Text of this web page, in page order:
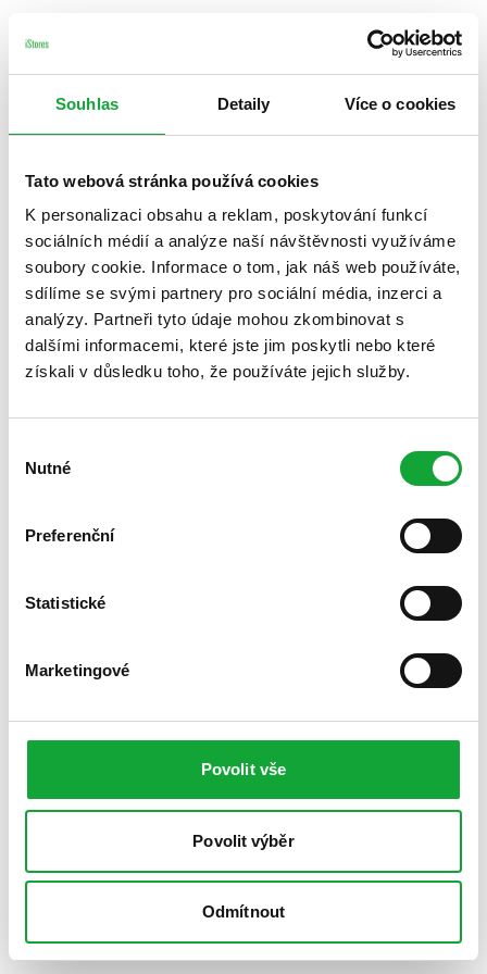
Souhlas Detaily Více o cookies
Tato webová stránka používá cookies
K personalizaci obsahu a reklam, poskytování funkcí
sociálních médií a analýze naší návštěvnosti využíváme
soubory cookie. Informace o tom, jak náš web používáte,
sdílíme se svými partnery pro sociální média, inzerci a
analýzy. Partneři tyto údaje mohou zkombinovat s
dalšími informacemi, které jste jim poskytli nebo které
získali v důsledku toho, že používáte jejich služby.
souhlasu
Nutné
Preferenční
Statistické
Marketingové
Povolit vše
Povolit výběr
Odmítnout